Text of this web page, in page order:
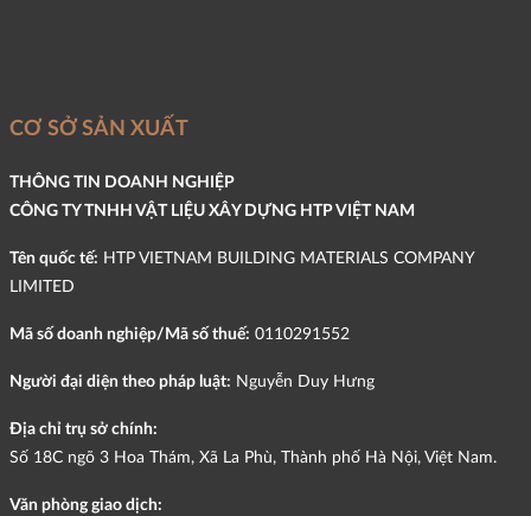
CƠ SỞ SẢN XUẤT
THÔNG TIN DOANH NGHIỆP
CÔNG TY TNHH VẬT LIỆU XÂY DỰNG HTP VIỆT NAM
Tên quốc tế: HTP VIETNAM BUILDING MATERIALS COMPANY
LIMITED
Mã số doanh nghiệp/Mã số thuế: 0110291552
Người đại diện theo pháp luật: Nguyễn Duy Hưng
Địa chỉ trụ sở chính:
Số 18C ngõ 3 Hoa Thám, Xã La Phù, Thành phố Hà Nội, Việt Nam.
Văn phòng giao dịch: